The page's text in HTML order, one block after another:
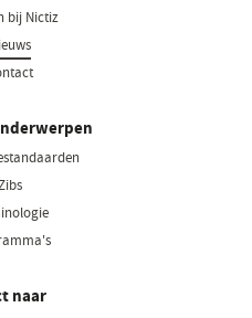
bij Nictiz
naar